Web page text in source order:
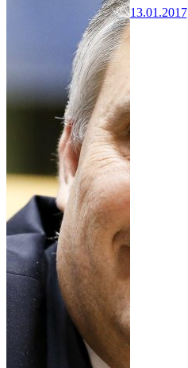
13.01.2017